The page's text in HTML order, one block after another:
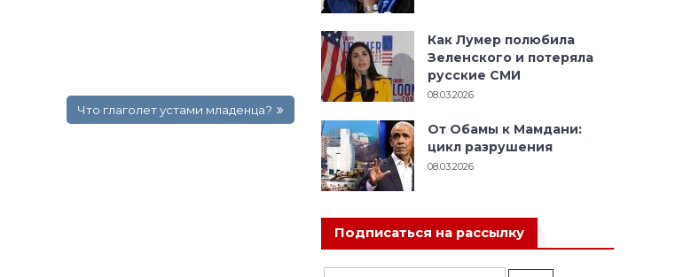
Что глаголет устами младенца?
Как Лумер полюбила
Зеленского и потеряла
русские СМИ
08.03.2026
От Обамы к Мамдани:
цикл разрушения
08.03.2026
Подписаться на рассылку